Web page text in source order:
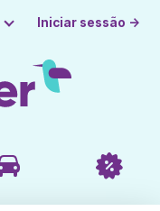
Iniciar sessão →